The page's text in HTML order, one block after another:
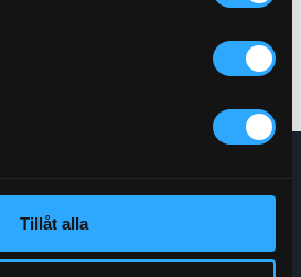
Tillåt alla